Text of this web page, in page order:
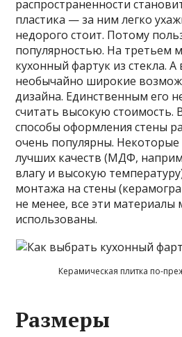
распространенности
пластика — за ним легко
недорого стоит. Потому
популярностью. На третьем
кухонный фартук из стекла.
необычайно широкие
дизайна. Единственным его
считать высокую стоимость.
способы оформления стены
очень популярны. Некоторые
лучших качеств (МДФ,
влагу и высокую
монтажа на стены
не менее, все эти материалы
использованы.
Керамическая плитка по-
Размеры